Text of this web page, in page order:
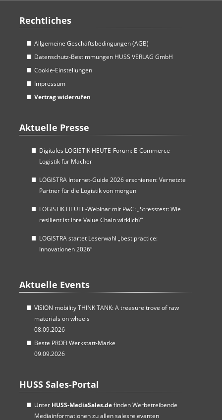
Rechtliches
Allgemeine Geschäftsbedingungen (AGB)
Datenschutz-Bestimmungen HUSS VERLAG GmbH
Cookie-Einstellungen
Impressum
Vertrag widerrufen
Aktuelle Presse
Digitales LOGISTIK HEUTE-Forum: E-Commerce-
Logistik für Macher
LOGISTRA Internet-Guide 2026 erschienen: Vernetzte
Partner für die Logistik von morgen
LOGISTIK HEUTE-Webinar mit PwC: „Stresstest: Wie
resilient ist Ihre Value Chain wirklich?“
LOGISTRA startet Leserwahl „best practice:
Innovationen 2026“
Aktuelle Events
VISION mobility THINK TANK: A treasure trove of raw
materials on wheels
08.09.2026
Beste PROFI Werkstatt-Marke
09.09.2026
HUSS Sales-Portal
Unter HUSS-MediaSales.definden Werbetreibende
Mediainformationen zu allen salesrelevanten